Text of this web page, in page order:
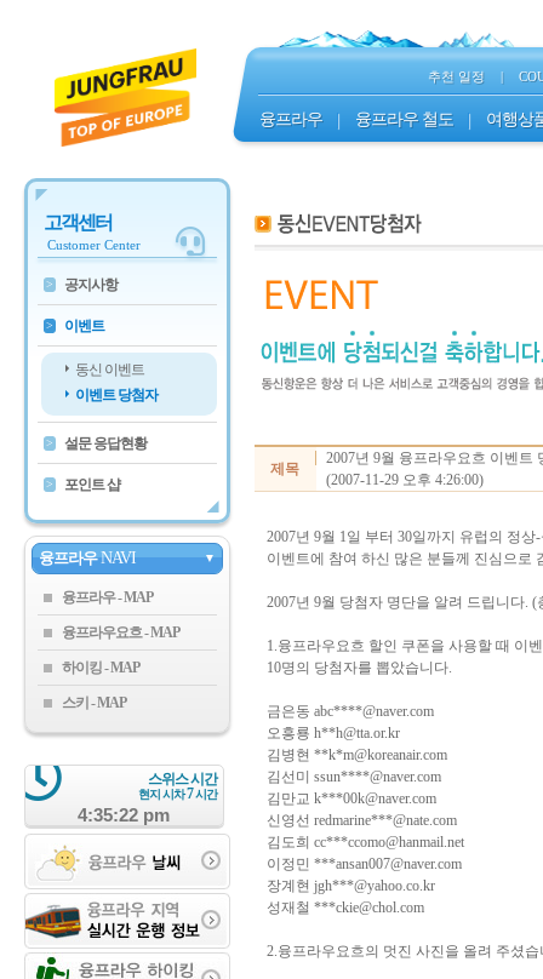
추천 일정 |
융프라우 융프라우 철도 여행상
고객센터
Customer Center
> 공지사항
> 이벤트
동신 이벤트
이벤트 당첨자
> 설문 응답현황
> 포인트 샵
융프라우 NAVI ▼
융프라우
융프라우요흐
하이킹
스키
스위스 시간
현지 시차7시간
4:35:22 pm
제목
2007년 9월 융프라우요흐 이벤트
(2007-11-29 오후 4:26:00)
2007년 9월 1일 부터 30일까지 유럽의 정
이벤트에 참여 하신 많은 분들께 진심으로
2007년 9월 당첨자 명단을 알려 드립니다. (
1.융프라우요흐 할인 쿠폰을 사용할 때 이
10명의 당첨자를 뽑았습니다.
금은동 abc****@naver.com
오흥룡 h**h@tta.or.kr
김병현 **k*m@koreanair.com
김선미 ssun****@naver.com
김만교 k***00k@naver.com
신영선 redmarine***@nate.com
김도희 cc***ccomo@hanmail.net
이정민 ***ansan007@naver.com
장계현 jgh***@yahoo.co.kr
성재철 ***ckie@chol.com
2.융프라우요흐의 멋진 사진을 올려 주셨습